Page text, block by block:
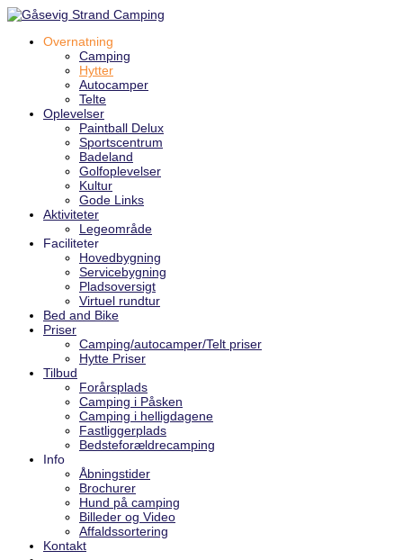
Overnatning
Camping
Hytter
Autocamper
Telte
Oplevelser
Paintball Delux
Sportscentrum
Badeland
Golfoplevelser
Kultur
Gode Links
Aktiviteter
Legeområde
Faciliteter
Hovedbygning
Servicebygning
Pladsoversigt
Virtuel rundtur
Bed and Bike
Priser
Camping/autocamper/Telt priser
Hytte Priser
Tilbud
Forårsplads
Camping i Påsken
Camping i helligdagene
Fastliggerplads
Bedsteforældrecamping
Info
Åbningstider
Brochurer
Hund på camping
Billeder og Video
Affaldssortering
Kontakt